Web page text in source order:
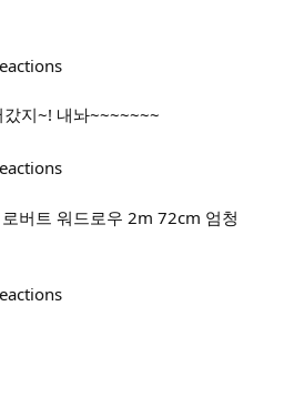
지~! 내놔~~~~~~~
버트 워드로우 2m 72cm 엄청